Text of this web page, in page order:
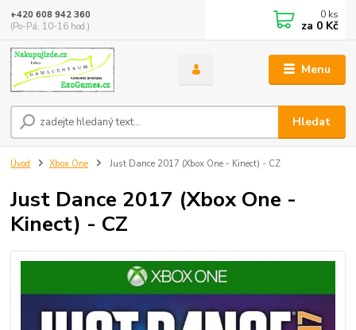
Menu
Hledat
+420 608 942 360
(Po-Pá, 10-16 hod.)
0 ks
za 0 Kč
Úvod Xbox One Just Dance 2017 (Xbox One - Kinect) - CZ
Just Dance 2017 (Xbox One -
Kinect) - CZ